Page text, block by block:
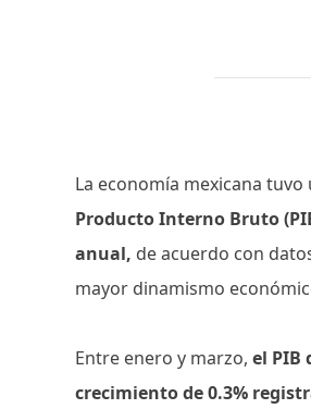
La economía mexicana
Producto Interno Bruto
anual, de acuerdo con
mayor dinamismo
Entre enero y marzo,el PIB
crecimiento de 0.3%